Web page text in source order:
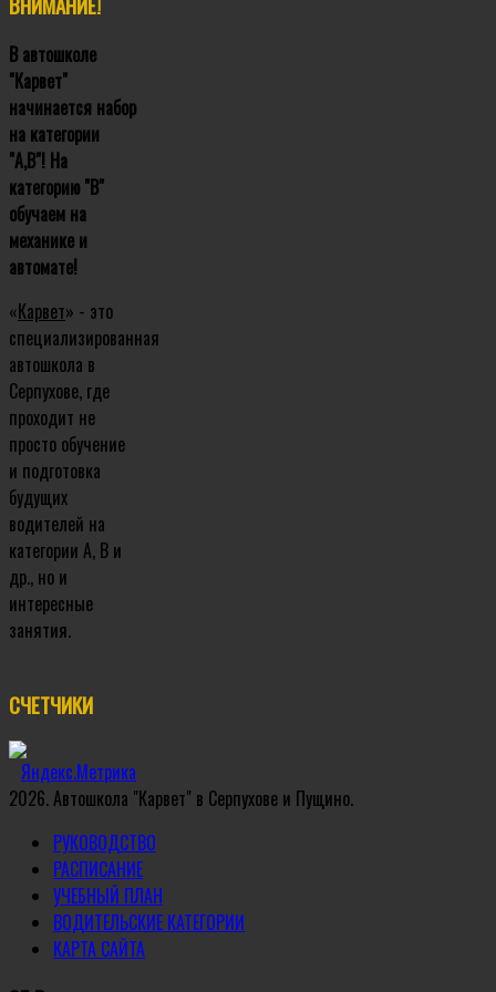
В автошколе
"Карвет"
начинается набор
на категории
"А,В"! На
категорию "В"
обучаем на
механике и
автомате!
«Карвет» - это
специализированная
автошкола в
Серпухове, где
проходит не
просто обучение
и подготовка
будущих
водителей на
категории A, B и
др., но и
интересные
занятия.
СЧЕТЧИКИ
2026. Автошкола "Карвет" в Серпухове и Пущино.
РУКОВОДСТВО
РАСПИСАНИЕ
УЧЕБНЫЙ ПЛАН
ВОДИТЕЛЬСКИЕ КАТЕГОРИИ
КАРТА САЙТА